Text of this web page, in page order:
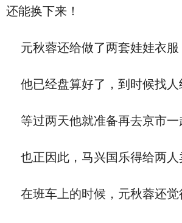
还能换下来！
元秋蓉还给做了两套娃娃衣服
他已经盘算好了，到时候找人
等过两天他就准备再去京市一
也正因此，马兴国乐得给两人
在班车上的时候，元秋蓉还觉